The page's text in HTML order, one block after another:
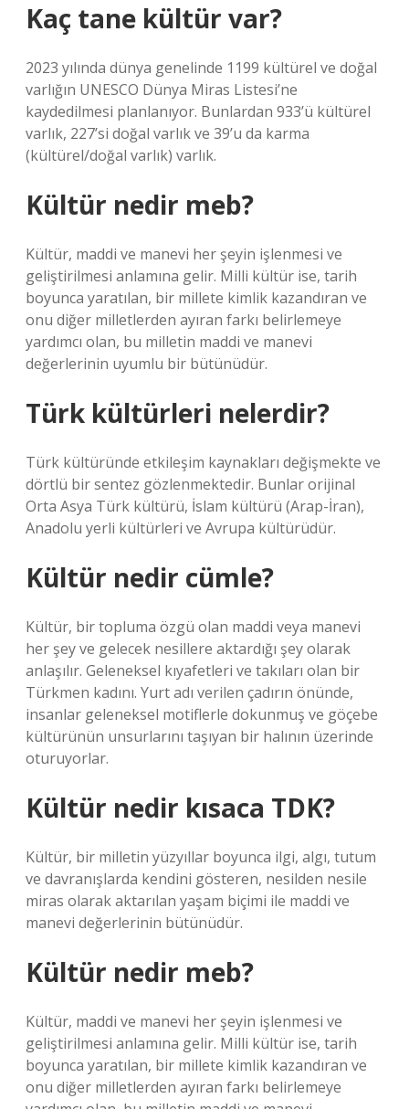
Kaç tane kültür var?
2023 yılında dünya genelinde 1199 kültürel ve doğal
varlığın UNESCO Dünya Miras Listesi’ne
kaydedilmesi planlanıyor. Bunlardan 933’ü kültürel
varlık, 227’si doğal varlık ve 39’u da karma
(kültürel/doğal varlık) varlık.
Kültür nedir meb?
Kültür, maddi ve manevi her şeyin işlenmesi ve
geliştirilmesi anlamına gelir. Milli kültür ise, tarih
boyunca yaratılan, bir millete kimlik kazandıran ve
onu diğer milletlerden ayıran farkı belirlemeye
yardımcı olan, bu milletin maddi ve manevi
değerlerinin uyumlu bir bütünüdür.
Türk kültürleri nelerdir?
Türk kültüründe etkileşim kaynakları değişmekte ve
dörtlü bir sentez gözlenmektedir. Bunlar orijinal
Orta Asya Türk kültürü, İslam kültürü (Arap-İran),
Anadolu yerli kültürleri ve Avrupa kültürüdür.
Kültür nedir cümle?
Kültür, bir topluma özgü olan maddi veya manevi
her şey ve gelecek nesillere aktardığı şey olarak
anlaşılır. Geleneksel kıyafetleri ve takıları olan bir
Türkmen kadını. Yurt adı verilen çadırın önünde,
insanlar geleneksel motiflerle dokunmuş ve göçebe
kültürünün unsurlarını taşıyan bir halının üzerinde
oturuyorlar.
Kültür nedir kısaca TDK?
Kültür, bir milletin yüzyıllar boyunca ilgi, algı, tutum
ve davranışlarda kendini gösteren, nesilden nesile
miras olarak aktarılan yaşam biçimi ile maddi ve
manevi değerlerinin bütünüdür.
Kültür nedir meb?
Kültür, maddi ve manevi her şeyin işlenmesi ve
geliştirilmesi anlamına gelir. Milli kültür ise, tarih
boyunca yaratılan, bir millete kimlik kazandıran ve
onu diğer milletlerden ayıran farkı belirlemeye